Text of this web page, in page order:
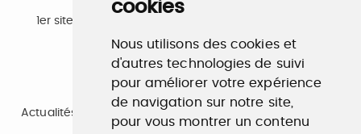
cookies
Nous utilisons des cookies et
d'autres technologies de suivi
pour améliorer votre expérience
de navigation sur notre site,
pour vous montrer un contenu
Emploi
1er site emploi du secteur culturel 784.000 visites et
www.profilculture.com
Formation
Actualités, guide et annuaire des formations aux métiers
de la culture.